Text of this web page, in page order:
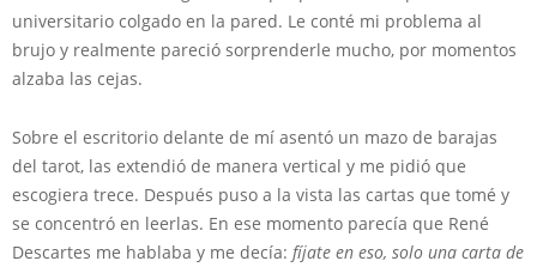
universitario colgado en la pared. Le conté mi problema al
brujo y realmente pareció sorprenderle mucho, por momentos
alzaba las cejas.
Sobre el escritorio delante de mí asentó un mazo de barajas
del tarot, las extendió de manera vertical y me pidió que
escogiera trece. Después puso a la vista las cartas que tomé y
se concentró en leerlas. En ese momento parecía que René
Descartes me hablaba y me decía: fíjate en eso, solo una carta de